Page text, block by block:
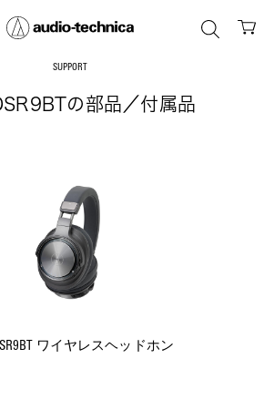
SUPPORT
の部品／付属品
ワイヤレスヘッドホン